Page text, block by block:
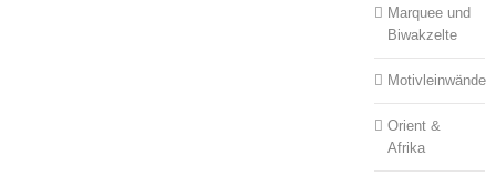
Marquee und
Biwakzelte
Motivleinwände
Orient &
Afrika